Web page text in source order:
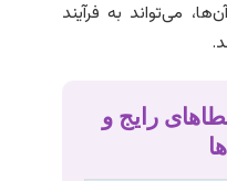
می‌تواند به فرآیند
رایج و